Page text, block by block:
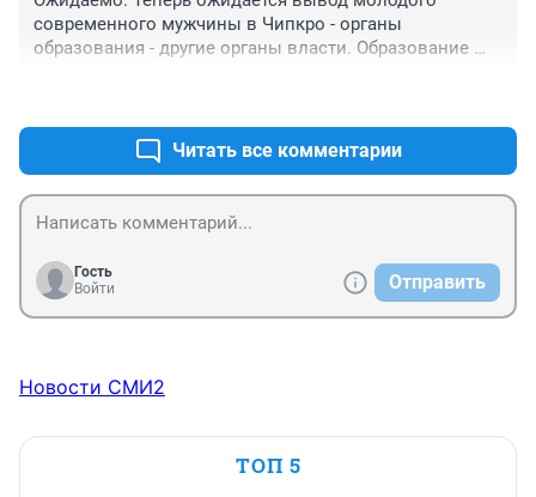
современного мужчины в Чипкро - органы
образования - другие органы власти. Образование
Читать все комментарии
Гость
Войти
Отправить
Новости СМИ2
ТОП 5